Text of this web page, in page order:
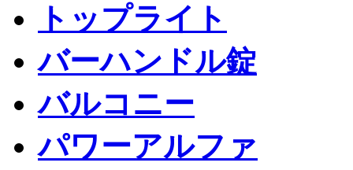
トップライト
バーハンドル錠
バルコニー
パワーアルファ